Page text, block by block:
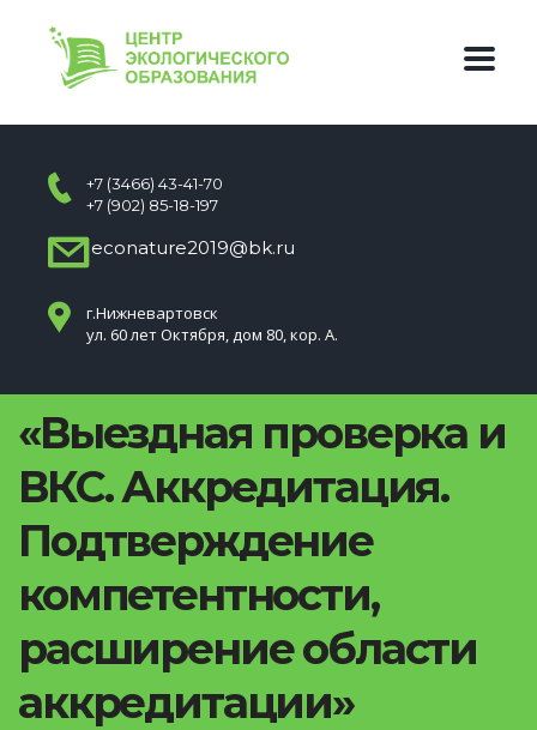
+7 (3466) 43-41-70
+7 (902) 85-18-197
econature2019@bk.ru
г.Нижневартовск
ул. 60 лет Октября, дом 80, кор. А.
«Выездная проверка и
ВКС. Аккредитация.
Подтверждение
компетентности,
расширение области
аккредитации»